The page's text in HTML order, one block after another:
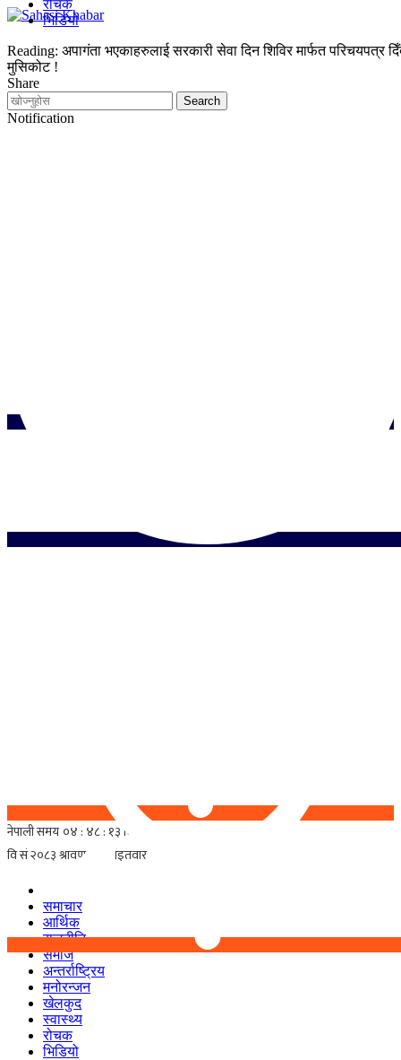
समाचार
आर्थिक
राजनीति
समाज
अन्तर्राष्ट्रिय
मनोरन्जन
खेलकुद
स्वास्थ्य
रोचक
भिडियो
रोचक
भिडियो
Reading: अपागंता भएकाहरुलाई सरकारी सेवा दिन शिविर मार्फत परिचयपत्र
मुसिकोट !
Share
Notification